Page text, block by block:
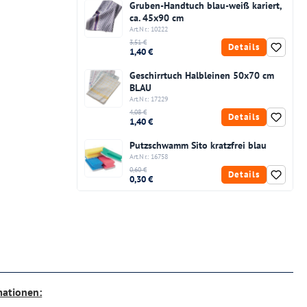
Gruben-Handtuch blau-weiß kariert,
ca. 45x90 cm
Art.Nr.: 10222
3,51 €
1,40 € Details
Geschirrtuch Halbleinen 50x70 cm
BLAU
Art.Nr.: 17229
4,08 €
1,40 € Details
Putzschwamm Sito kratzfrei blau
Art.Nr.: 16758
0,60 €
0,30 € Details